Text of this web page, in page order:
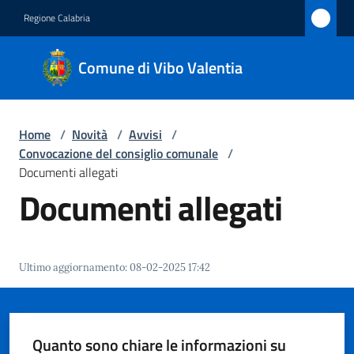
Regione Calabria
Comune di Vibo Valentia
Comune
di Vibo
Valentia
Amministrazione
Novità
Vibo
Valentia
Home / Novità / Avvisi /
Convocazione del consiglio comunale /
Documenti allegati
Documenti allegati
Ultimo aggiornamento:08-02-2025 17:42
Quanto sono chiare le informazioni su